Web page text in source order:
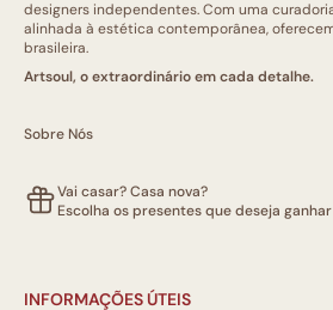
designers independentes. Com uma
alinhada à estética contemporânea,
brasileira.
Artsoul, o extraordinário em cada detalhe.
Sobre Nós
Vai casar? Casa nova?
Escolha os presentes que deseja ganhar
INFORMAÇÕES ÚTEIS